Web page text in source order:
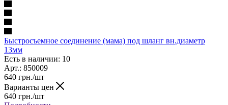
Быстросъемное соединение (мама) под шланг вн.диаметр
13мм
Есть в наличии: 10
Арт.: 850009
640 грн./шт
Варианты цен
640 грн./шт